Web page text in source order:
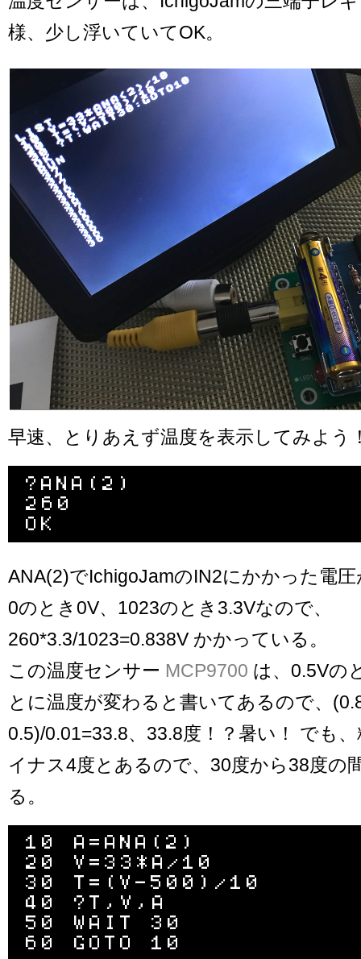
様、少し浮いていてOK。
早速、とりあえず温度を表示してみよう
?ANA(2)
260
ANA(2)でIchigoJamのIN2にかかった電
0のとき0V、1023のとき3.3Vなので、
260*3.3/1023=0.838V かかっている。
この温度センサー MCP9700 は、0.5Vの
とに温度が変わると書いてあるので、
0.5)/0.01=33.8、33.8度！？暑い！ でも
イナス4度とあるので、30度から38度の
る。
10 A=ANA(2)
20 V=33*A/10
30 T=(V-500)/10
40 ?T,V,A
50 WAIT 30